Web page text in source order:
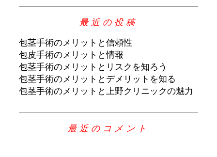
最近の投稿
包茎手術のメリットと信頼性
包皮手術のメリットと情報
包茎手術のメリットとリスクを知ろう
包茎手術のメリットとデメリットを知る
包茎手術のメリットと上野クリニックの魅力
最近のコメント